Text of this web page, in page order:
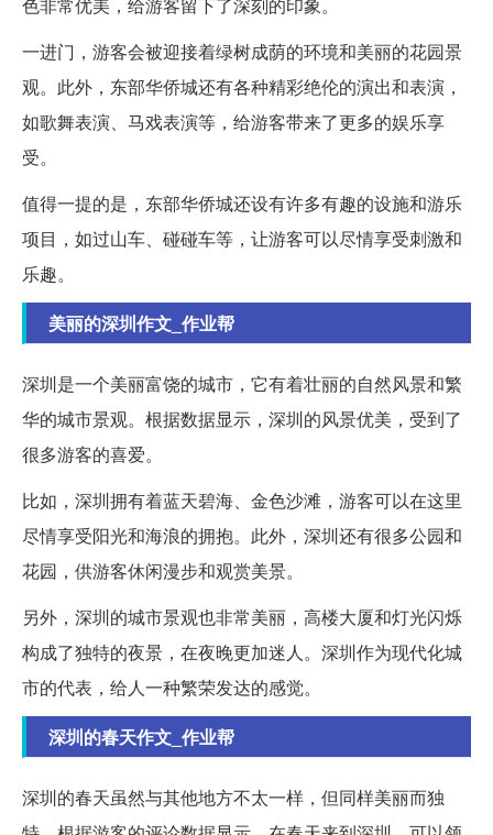
一进门，游客会被迎接着绿树成荫的环境和美丽的花园景
观。此外，东部华侨城还有各种精彩绝伦的演出和表演，
如歌舞表演、马戏表演等，给游客带来了更多的娱乐享
受。
值得一提的是，东部华侨城还设有许多有趣的设施和游乐
项目，如过山车、碰碰车等，让游客可以尽情享受刺激和
乐趣。
美丽的深圳作文_作业帮
深圳是一个美丽富饶的城市，它有着壮丽的自然风景和繁
华的城市景观。根据数据显示，深圳的风景优美，受到了
很多游客的喜爱。
比如，深圳拥有着蓝天碧海、金色沙滩，游客可以在这里
尽情享受阳光和海浪的拥抱。此外，深圳还有很多公园和
花园，供游客休闲漫步和观赏美景。
另外，深圳的城市景观也非常美丽，高楼大厦和灯光闪烁
构成了独特的夜景，在夜晚更加迷人。深圳作为现代化城
市的代表，给人一种繁荣发达的感觉。
深圳的春天作文_作业帮
深圳的春天虽然与其他地方不太一样，但同样美丽而独